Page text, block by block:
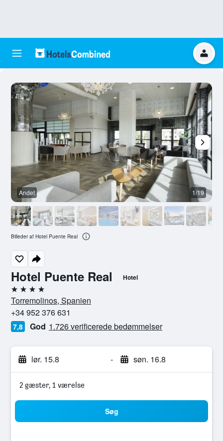
Hotel Puente Real Hotel
4 stjerner
Torremolinos, Spanien
+34 952 376 631
7,8 God 1.726 verificerede bedømmelser
lør. 15.8 - søn. 16.8
2 gæster, 1 værelse
Søg
Andet 1/19
Billeder af Hotel Puente Real